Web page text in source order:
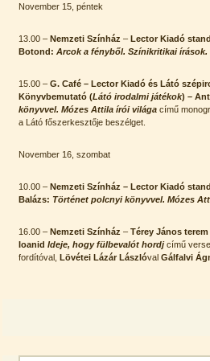
November 15, péntek
13.00 – Nemzeti Színház – Lector Kiadó
Botond: Arcok a fényből. Színikritikai írások.
15.00 – G. Café – Lector Kiadó és Látó
Könyvbemutató (Látó irodalmi játékok) –
könyvvel. Mózes Attila írói világa című
a Látó főszerkesztője beszélget.
November 16, szombat
10.00 – Nemzeti Színház – Lector Kiadó
Balázs: Történet polcnyi könyvvel. Mózes
16.00 – Nemzeti Színház – Térey János terem
Ioanid Ideje, hogy fülbevalót hordjcímű
fordítóval, Lövétei Lázár Lászlóval Gálfalvi